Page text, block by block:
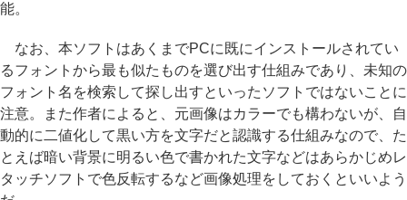
能。
なお、本ソフトはあくまでPCに既にインストールされてい
るフォントから最も似たものを選び出す仕組みであり、未知の
フォント名を検索して探し出すといったソフトではないことに
注意。また作者によると、元画像はカラーでも構わないが、自
動的に二値化して黒い方を文字だと認識する仕組みなので、た
とえば暗い背景に明るい色で書かれた文字などはあらかじめレ
タッチソフトで色反転するなど画像処理をしておくといいよう